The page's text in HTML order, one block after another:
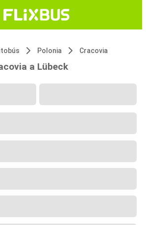
Polonia Cracovia
a Lübeck